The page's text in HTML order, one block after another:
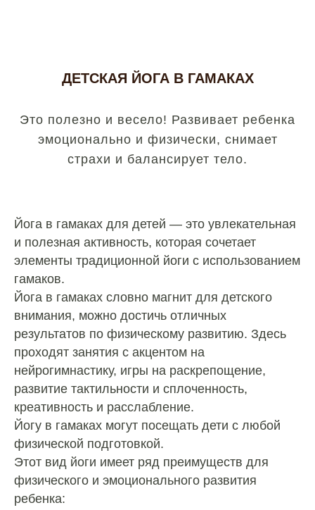
ДЕТСКАЯ ЙОГА В ГАМАКАХ
Это полезно и весело! Развивает ребенка
эмоционально и физически, снимает
страхи и балансирует тело.
Йога в гамаках для детей — это увлекательная
и полезная активность, которая сочетает
элементы традиционной йоги с использованием
гамаков.
Йога в гамаках словно магнит для детского
внимания, можно достичь отличных
результатов по физическому развитию. Здесь
проходят занятия с акцентом на
нейрогимнастику, игры на раскрепощение,
развитие тактильности и сплоченность,
креативность и расслабление.
Йогу в гамаках могут посещать дети с любой
физической подготовкой.
Этот вид йоги имеет ряд преимуществ для
физического и эмоционального развития
ребенка: